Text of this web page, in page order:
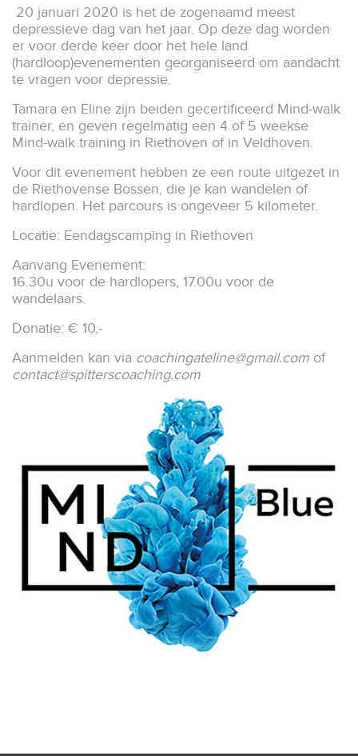
20 januari 2020 is het de zogenaamd meest
depressieve dag van het jaar. Op deze dag worden
er voor derde keer door het hele land
(hardloop)evenementen georganiseerd om aandacht
te vragen voor depressie.
Tamara en Eline zijn beiden gecertificeerd Mind-walk
trainer, en geven regelmatig een 4 of 5 weekse
Mind-walk training in Riethoven of in Veldhoven.
Voor dit evenement hebben ze een route uitgezet in
de Riethovense Bossen, die je kan wandelen of
hardlopen. Het parcours is ongeveer 5 kilometer.
Locatie: Eendagscamping in Riethoven
Aanvang Evenement:
16.30u voor de hardlopers, 17.00u voor de
wandelaars.
Donatie: € 10,-
Aanmelden kan via coachingateline@gmail.com of
contact@spitterscoaching.com